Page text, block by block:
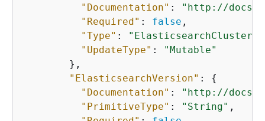
"Documentation" :
"http://
"Required" : false ,
"Type" :
"UpdateType" :
"Mutable"
        },
"ElasticsearchVersion" : {
"Documentation" :
"http://
"PrimitiveType" : "String" ,